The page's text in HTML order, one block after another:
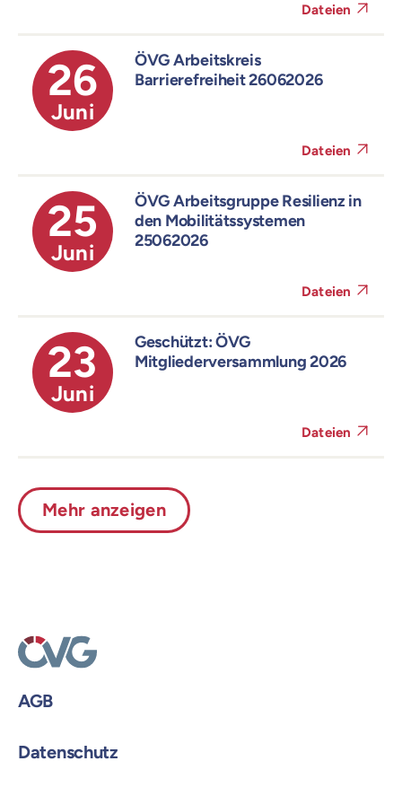
Dateien
26
Juni
ÖVG Arbeitskreis
Barrierefreiheit 26062026
Dateien
25
Juni
ÖVG Arbeitsgruppe Resilienz in
den Mobilitätssystemen
25062026
Dateien
23
Juni
Geschützt: ÖVG
Mitgliederversammlung 2026
Dateien
Mehr anzeigen
AGB
Datenschutz